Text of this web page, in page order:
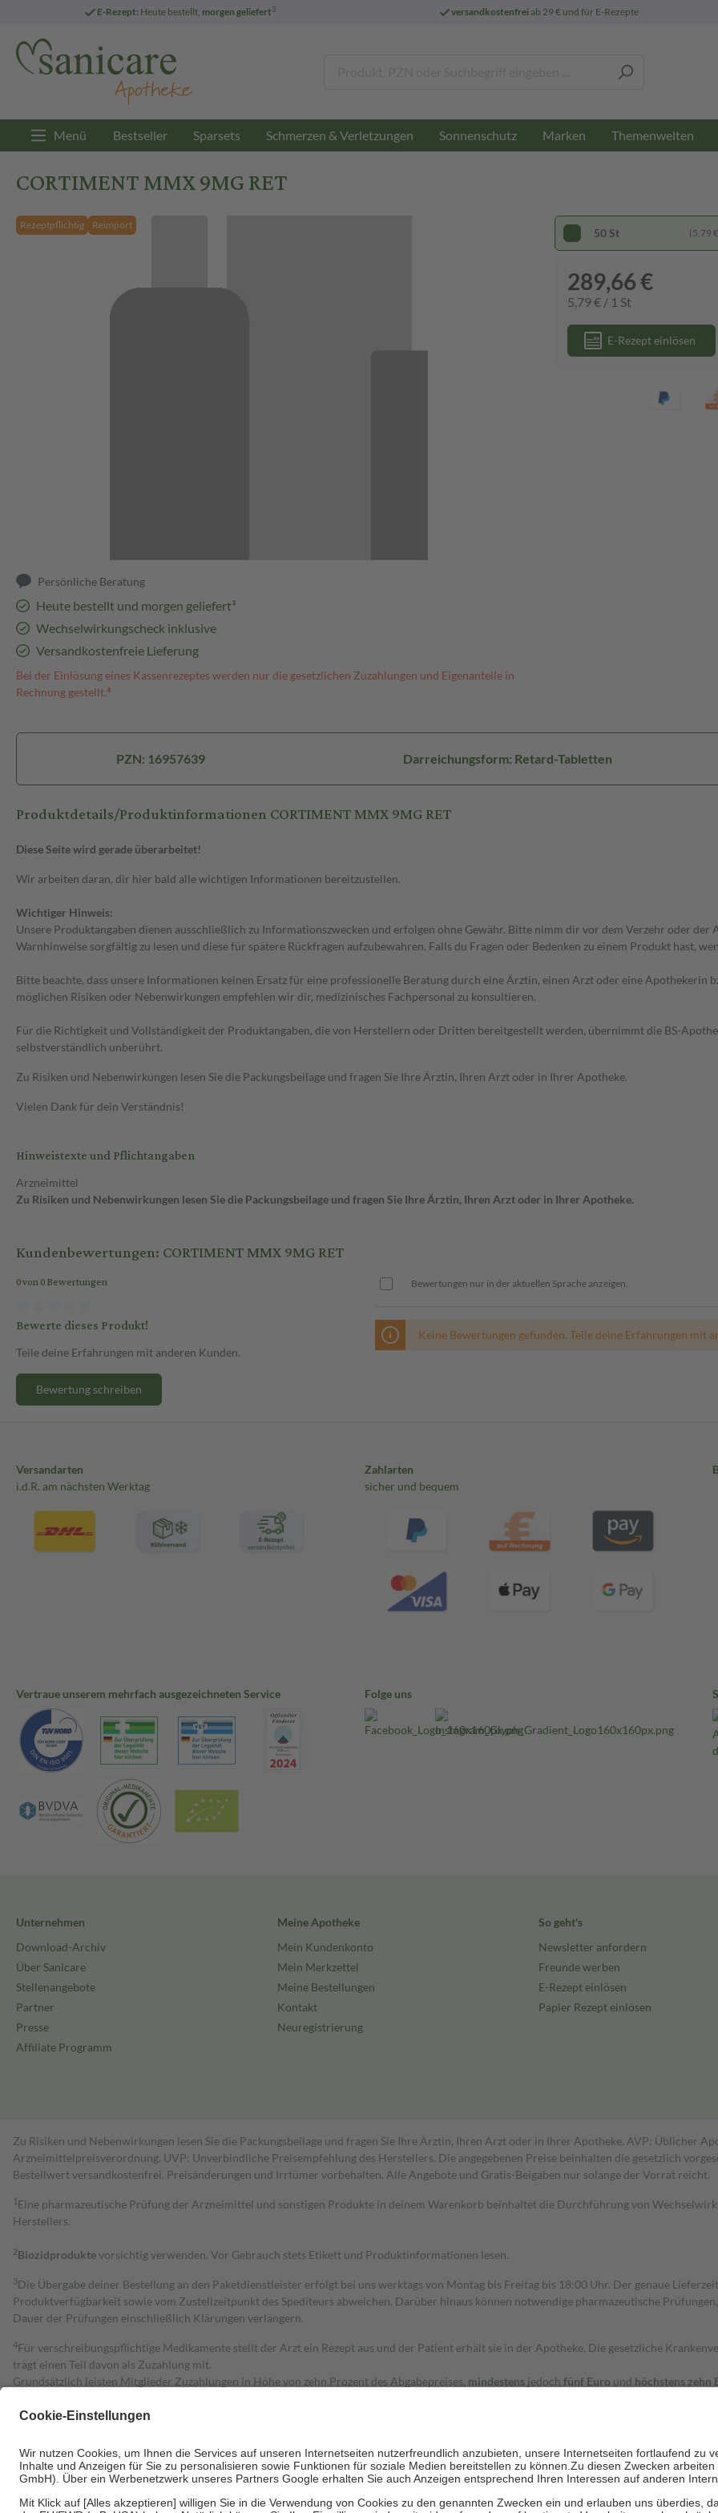
E-Rezept: Heute bestellt, morgen geliefert3 versandkostenfreiab 29 € und für E-Rezepte
Menü Bestseller Sparsets Schmerzen & Verletzungen Sonnenschutz Marken Themenwelten
CORTIMENT MMX 9MG RET
Rezeptpflichtig Reimport
Persönliche Beratung
Heute bestellt und morgen geliefert³
Wechselwirkungscheck inklusive
Versandkostenfreie Lieferung
Bei der Einlösung eines Kassenrezeptes werden nur die gesetzlichen Zuzahlungen und Eigenanteile in
Rechnung gestellt.⁴
50 St (5,79
289,66 €
5,79 € / 1 St
E-Rezept einlösen
PZN: 16957639 Darreichungsform: Retard-Tabletten
Produktdetails/Produktinformationen CORTIMENT MMX 9MG RET
Diese Seite wird gerade überarbeitet!
Wir arbeiten daran, dir hier bald alle wichtigen Informationen bereitzustellen.
Wichtiger Hinweis:
Unsere Produktangaben dienen ausschließlich zu Informationszwecken und erfolgen ohne Gewähr. Bitte nimm dir vor dem Verzehr oder
Warnhinweise sorgfältig zu lesen und diese für spätere Rückfragen aufzubewahren. Falls du Fragen oder Bedenken zu einem Produkt hast,
Bitte beachte, dass unsere Informationen keinen Ersatz für eine professionelle Beratung durch eine Ärztin, einen Arzt oder eine Apothekerin
möglichen Risiken oder Nebenwirkungen empfehlen wir dir, medizinisches Fachpersonal zu konsultieren.
Für die Richtigkeit und Vollständigkeit der Produktangaben, die von Herstellern oder Dritten bereitgestellt werden, übernimmt die BS-
selbstverständlich unberührt.
Zu Risiken und Nebenwirkungen lesen Sie die Packungsbeilage und fragen Sie Ihre Ärztin, Ihren Arzt oder in Ihrer Apotheke.
Vielen Dank für dein Verständnis!
Hinweistexte und Pflichtangaben
Arzneimittel
Zu Risiken und Nebenwirkungen lesen Sie die Packungsbeilage und fragen Sie Ihre Ärztin, Ihren Arzt oder in Ihrer Apotheke.
Kundenbewertungen: CORTIMENT MMX 9MG RET
0 von 0 Bewertungen
Bewerte dieses Produkt!
Teile deine Erfahrungen mit anderen Kunden.
Bewertung schreiben
Bewertungen nur in der aktuellen Sprache anzeigen.
Keine Bewertungen gefunden. Teile deine Erfahrungen mit
Versandarten
i.d.R. am nächsten Werktag
Zahlarten
sicher und bequem
Vertraue unserem mehrfach ausgezeichneten Service Folge uns
Unternehmen
Download-Archiv
Über Sanicare
Stellenangebote
Partner
Presse
Affiliate Programm
Meine Apotheke
Mein Kundenkonto
Mein Merkzettel
Meine Bestellungen
Kontakt
Neuregistrierung
So geht's
Newsletter anfordern
Freunde werben
E-Rezept einlösen
Papier Rezept einlösen
Zu Risiken und Nebenwirkungen lesen Sie die Packungsbeilage und fragen Sie Ihre Ärztin, Ihren Arzt oder in Ihrer Apotheke. AVP: Üblicher
Arzneimittelpreisverordnung. UVP: Unverbindliche Preisempfehlung des Herstellers. Die angegebenen Preise beinhalten die gesetzlich
Bestell­wert versand­kosten­frei. Preisänderungen und Irrtümer vorbehalten. Alle Angebote und Gratis-Beigaben nur solange der Vorrat reicht.
1 Eine pharmazeutische Prüfung der Arzneimittel und sonstigen Produkte in deinem Warenkorb beinhaltet die Durchführung von
Herstellers.
2Biozidproduktevorsichtig verwenden. Vor Gebrauch stets Etikett und Produktinformationen lesen.
3Die Übergabe deiner Bestellung an den Paketdienstleister erfolgt bei uns werktags von Montag bis Freitag bis 18:00 Uhr. Der genaue
Produktverfügbarkeit sowie vom Zustellzeitpunkt des Spediteurs abweichen. Darüber hinaus können notwendige pharmazeutische
Dauer der Prüfungen einschließlich Klärungen verlängern.
4Für verschreibungspflichtige Medikamente stellt der Arzt ein Rezept aus und der Patient erhält sie in der Apotheke. Die gesetzliche
trägt einen Teil davon als Zuzahlung mit.
Grundsätzlich leisten Mitglieder Zuzahlungen in Höhe von zehn Prozent des Abgabepreises, mindestens jedoch fünf Euro und höchstens zehn
Diese Regeln gelten grundsätzlich auch für Online-Apotheken.
Um das Engagement der Versicherten für ihre eigene Gesundheit zu stärken und die besondere Stellung der Familie zu unterstützen, fallen
• Kindern und Jugendlichen bis zum vollendeten 18. Lebensjahr mit Ausnahme der Fahrkosten
• Untersuchungen zur Vorsorge und Früherkennung, die von der GKV getragen werden
• empfohlenen Schutzimpfungen